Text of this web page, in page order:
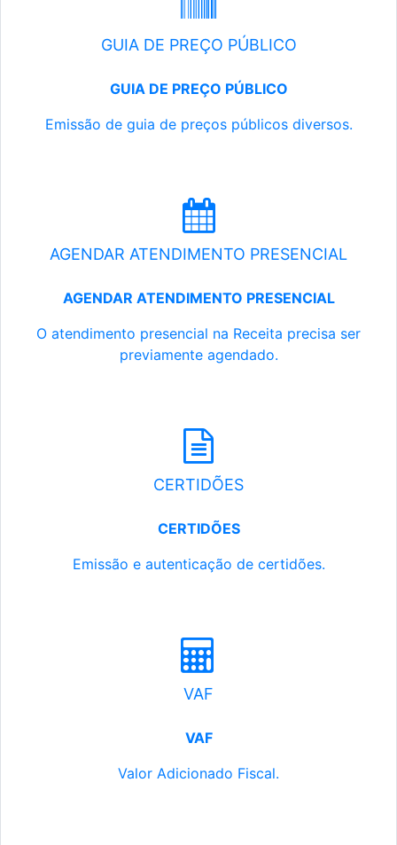
GUIA DE PREÇO PÚBLICO
GUIA DE PREÇO PÚBLICO
Emissão de guia de preços públicos diversos.
AGENDAR ATENDIMENTO PRESENCIAL
AGENDAR ATENDIMENTO PRESENCIAL
O atendimento presencial na Receita precisa ser
previamente agendado.
CERTIDÕES
CERTIDÕES
Emissão e autenticação de certidões.
VAF
VAF
Valor Adicionado Fiscal.